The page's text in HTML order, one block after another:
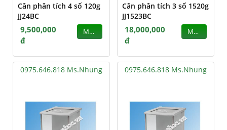
Cân phân tích 4 số 120g
JJ24BC
9,500,000
đ
MUA
Cân phân tích 3 số 1520g
JJ1523BC
18,000,000
đ
MUA
0975.646.818 Ms.Nhung 0975.646.818 Ms.Nhung